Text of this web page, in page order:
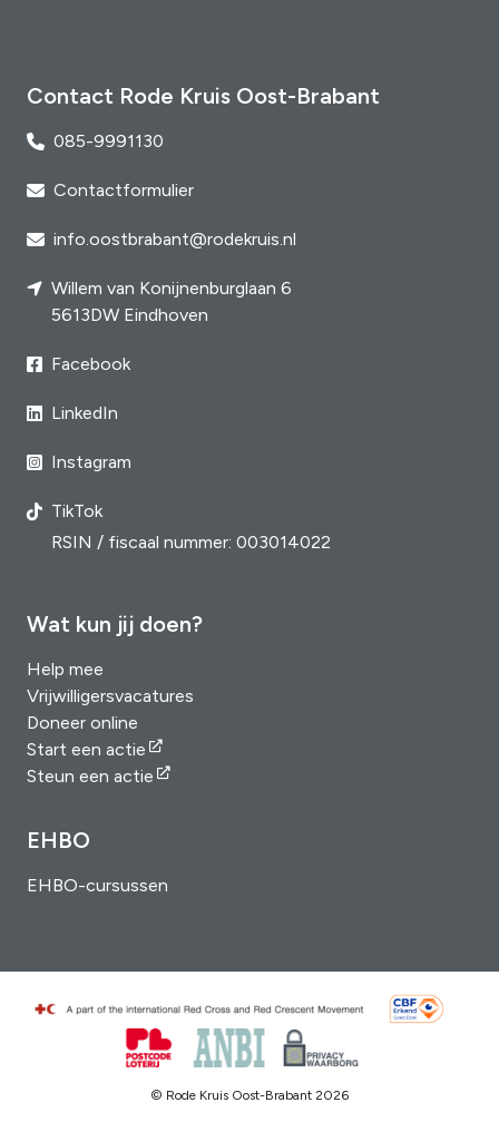
Contact Rode Kruis Oost-Brabant
085-9991130
Contactformulier
info.oostbrabant@rodekruis.nl
Willem van Konijnenburglaan 6
5613DW Eindhoven
Facebook
LinkedIn
Instagram
TikTok
RSIN / fiscaal nummer: 003014022
Wat kun jij doen?
Help mee
Vrijwilligersvacatures
Doneer online
Start een actie
Steun een actie
EHBO
EHBO-cursussen
© Rode Kruis Oost-Brabant 2026